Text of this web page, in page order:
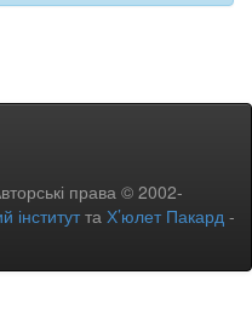
права © 2002-
інститутта Х’юлет Пакард -